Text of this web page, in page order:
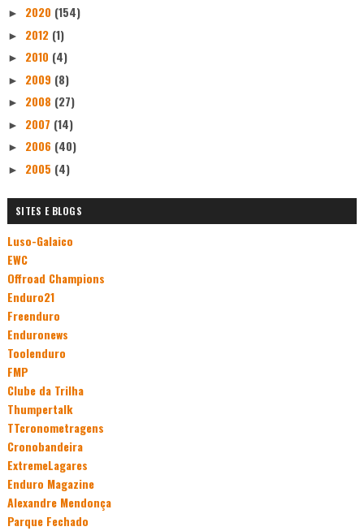
► 2020 (154)
► 2012 (1)
► 2010 (4)
► 2009 (8)
► 2008 (27)
► 2007 (14)
► 2006 (40)
► 2005 (4)
SITES E BLOGS
Luso-Galaico
EWC
Offroad Champions
Enduro21
Freenduro
Enduronews
Toolenduro
FMP
Clube da Trilha
Thumpertalk
TTcronometragens
Cronobandeira
ExtremeLagares
Enduro Magazine
Alexandre Mendonça
Parque Fechado